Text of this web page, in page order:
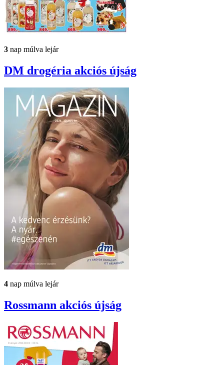
3 nap múlva lejár
DM drogéria akciós újság
4 nap múlva lejár
Rossmann akciós újság